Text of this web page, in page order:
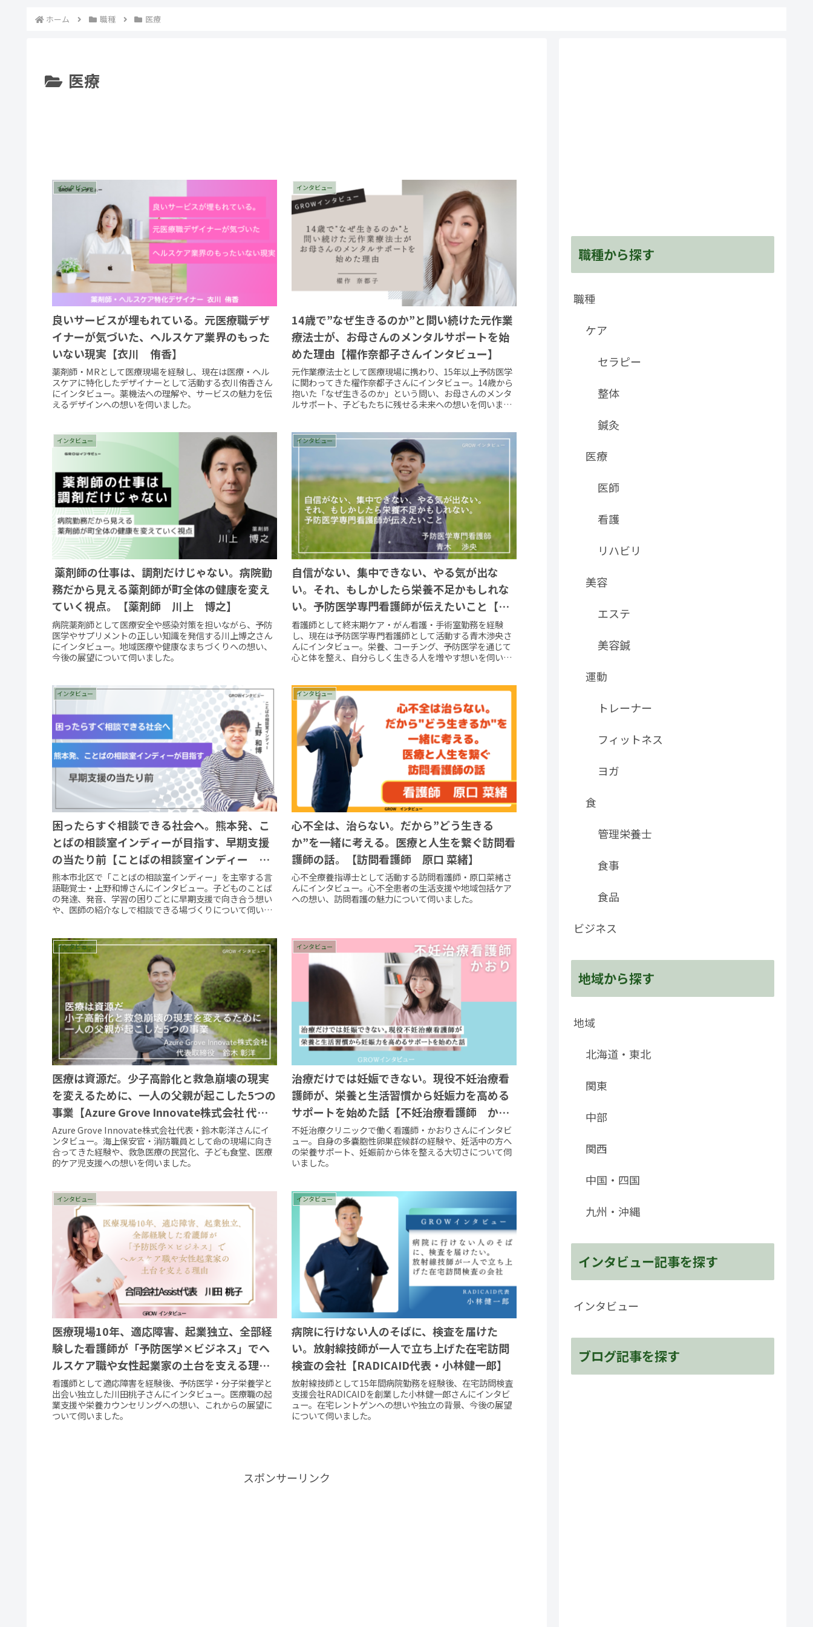
ホーム 職種 医療
医療
インタビュー
良いサービスが埋もれている。元医療職デザ
イナーが気づいた、ヘルスケア業界のもった
いない現実【衣川 侑香】
薬剤師・MRとして医療現場を経験し、現在は医療・ヘル
スケアに特化したデザイナーとして活動する衣川侑香さん
にインタビュー。薬機法への理解や、サービスの魅力を伝
えるデザインへの想いを伺いました。
インタビュー
14歳で”なぜ生きるのか”と問い続けた元作業
療法士が、お母さんのメンタルサポートを始
めた理由【櫂作奈都子さんインタビュー】
元作業療法士として医療現場に携わり、15年以上予防医学
に関わってきた櫂作奈都子さんにインタビュー。14歳から
抱いた「なぜ生きるのか」という問い、お母さんのメンタ
ルサポート、子どもたちに残せる未来への想いを伺いまし
インタビュー
薬剤師の仕事は、調剤だけじゃない。病院勤
務だから見える薬剤師が町全体の健康を変え
ていく視点。【薬剤師 川上 博之】
病院薬剤師として医療安全や感染対策を担いながら、予防
医学やサプリメントの正しい知識を発信する川上博之さん
にインタビュー。地域医療や健康なまちづくりへの想い、
今後の展望について伺いました。
インタビュー
自信がない、集中できない、やる気が出な
い。それ、もしかしたら栄養不足かもしれな
い。予防医学専門看護師が伝えたいこと【予
防医学専門看護師 青木 渉央】
看護師として終末期ケア・がん看護・手術室勤務を経験
し、現在は予防医学専門看護師として活動する青木渉央さ
んにインタビュー。栄養、コーチング、予防医学を通じて
心と体を整え、自分らしく生きる人を増やす想いを伺いま
インタビュー
困ったらすぐ相談できる社会へ。熊本発、こ
とばの相談室インディーが目指す、早期支援
の当たり前【ことばの相談室インディー 代
表 上野 和博】
熊本市北区で「ことばの相談室インディー」を主宰する言
語聴覚士・上野和博さんにインタビュー。子どものことば
の発達、発音、学習の困りごとに早期支援で向き合う想い
や、医師の紹介なしで相談できる場づくりについて伺いま
インタビュー
心不全は、治らない。だから”どう生きる
か”を一緒に考える。医療と人生を繋ぐ訪問看
護師の話。【訪問看護師 原口 菜緒】
心不全療養指導士として活動する訪問看護師・原口菜緒さ
んにインタビュー。心不全患者の生活支援や地域包括ケア
への想い、訪問看護の魅力について伺いました。
インタビュー
医療は資源だ。少子高齢化と救急崩壊の現実
を変えるために、一人の父親が起こした5つの
事業【Azure Grove Innovate株式会社 代表
取締役社長 鈴木 彰洋】
Azure Grove Innovate株式会社代表・鈴木彰洋さんにイ
ンタビュー。海上保安官・消防職員として命の現場に向き
合ってきた経験や、救急医療の民営化、子ども食堂、医療
的ケア児支援への想いを伺いました。
インタビュー
治療だけでは妊娠できない。現役不妊治療看
護師が、栄養と生活習慣から妊娠力を高める
サポートを始めた話【不妊治療看護師 かお
り】
不妊治療クリニックで働く看護師・かおりさんにインタビ
ュー。自身の多嚢胞性卵巣症候群の経験や、妊活中の方へ
の栄養サポート、妊娠前から体を整える大切さについて伺
いました。
インタビュー
医療現場10年、適応障害、起業独立、全部経
験した看護師が「予防医学×ビジネス」でヘ
ルスケア職や⼥性起業家の⼟台を⽀える理由
【合同会社Assist代表・川田 桃子】
看護師として適応障害を経験後、予防医学・分子栄養学と
出会い独立した川田桃子さんにインタビュー。医療職の起
業支援や栄養カウンセリングへの想い、これからの展望に
ついて伺いました。
インタビュー
病院に行けない人のそばに、検査を届けた
い。放射線技師が一人で立ち上げた在宅訪問
検査の会社【RADICAID代表・小林健一郎】
放射線技師として15年間病院勤務を経験後、在宅訪問検査
支援会社RADICAIDを創業した小林健一郎さんにインタビ
ュー。在宅レントゲンへの想いや独立の背景、今後の展望
について伺いました。
スポンサーリンク
職種から探す
職種
ケア
セラピー
整体
鍼灸
医療
医師
看護
リハビリ
美容
エステ
美容鍼
運動
トレーナー
フィットネス
ヨガ
食
管理栄養士
食事
食品
ビジネス
地域から探す
地域
北海道・東北
関東
中部
関西
中国・四国
九州・沖縄
インタビュー記事を探す
インタビュー
ブログ記事を探す